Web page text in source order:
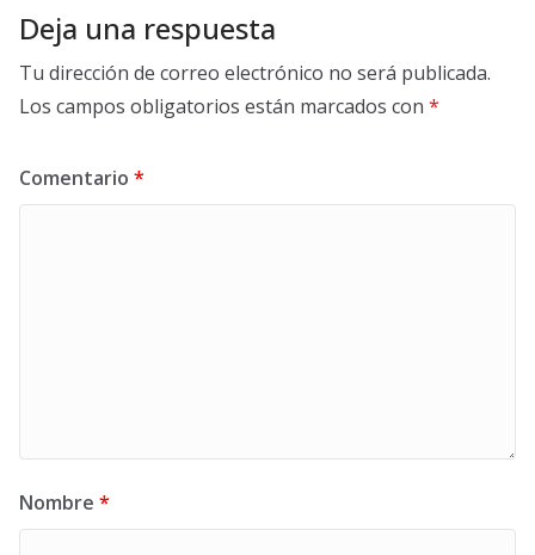
Deja una respuesta
Tu dirección de correo electrónico no será publicada.
Los campos obligatorios están marcados con *
Comentario *
Nombre *